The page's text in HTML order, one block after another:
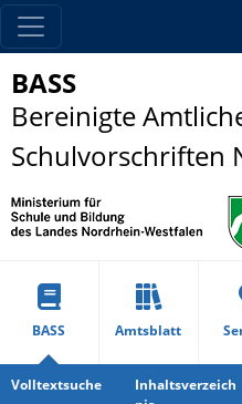
BASS
Bereinigte
Schulvorschriften
BASS Amtsblatt
Volltextsuche
Inhaltsverzeich